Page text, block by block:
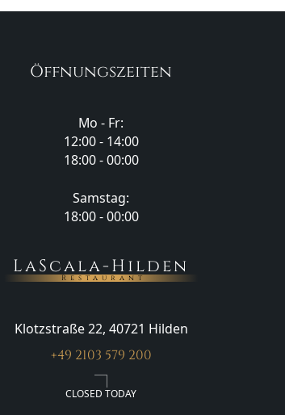
Öffnungszeiten
Mo - Fr:
12:00 - 14:00
18:00 - 00:00
Samstag:
18:00 - 00:00
LaScala-Hilden
Restaurant
Klotzstraße 22, 40721 Hilden
+49 2103 579 200
CLOSED TODAY